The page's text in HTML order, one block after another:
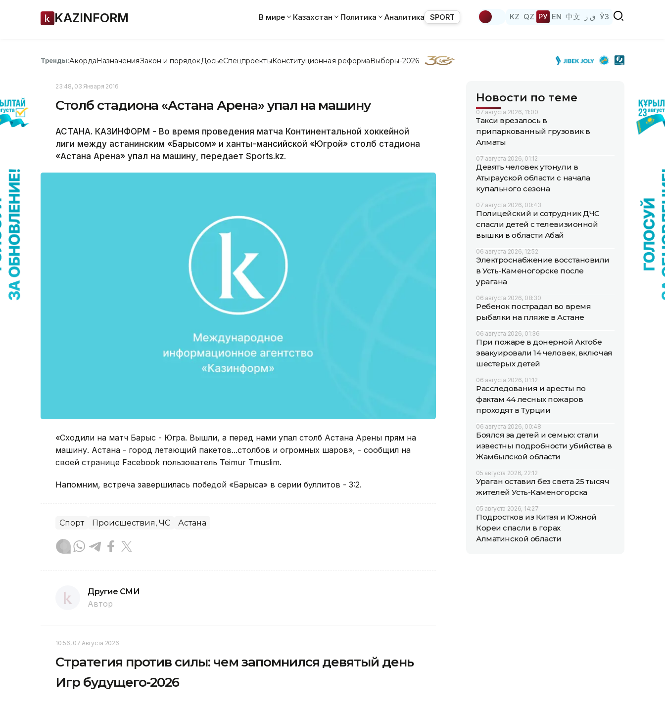
KAZINFORM В мире Казахстан Политика Аналитика SPORT KZ QZ РУ EN 中文 ق ز ЎЗ
Тренды:АкордаНазначенияЗакон и порядок ДосьеСпецпроектыКонституционная реформаВыборы-2026
23:48, 03 Января 2016
Столб стадиона «Астана Арена» упал на машину
АСТАНА. КАЗИНФОРМ - Во время проведения матча Континентальной хоккейной
лиги между астанинским «Барысом» и ханты-мансийской «Югрой» столб стадиона
«Астана Арена» упал на машину, передает Sports.kz.
«Сходили на матч Барыс - Югра. Вышли, а перед нами упал столб Астана Арены прям на
машину. Астана - город летающий пакетов...столбов и огромных шаров», - сообщил на
своей странице Facebook пользователь Teimur Tmuslim.
Напомним, встреча завершилась победой «Барыса» в серии буллитов - 3:2.
Спорт Происшествия, ЧС Астана
Другие СМИ
Автор
10:56, 07 Августа 2026
Стратегия против силы: чем запомнился девятый день
Игр будущего-2026
Новости по теме
07 августа 2026, 11:00
Такси врезалось в
припаркованный грузовик в
Алматы
07 августа 2026, 01:12
Девять человек утонули в
Атырауской области с начала
купального сезона
07 августа 2026, 00:43
Полицейский и сотрудник ДЧС
спасли детей с телевизионной
вышки в области Абай
06 августа 2026, 12:52
Электроснабжение восстановили
в Усть-Каменогорске после
урагана
06 августа 2026, 08:30
Ребенок пострадал во время
рыбалки на пляже в Астане
06 августа 2026, 01:36
При пожаре в донерной Актобе
эвакуировали 14 человек, включая
шестерых детей
06 августа 2026, 01:12
Расследования и аресты по
фактам 44 лесных пожаров
проходят в Турции
06 августа 2026, 00:48
Боялся за детей и семью: стали
известны подробности убийства в
Жамбылской области
05 августа 2026, 22:12
Ураган оставил без света 25 тысяч
жителей Усть-Каменогорска
05 августа 2026, 14:27
Подростков из Китая и Южной
Кореи спасли в горах
Алматинской области